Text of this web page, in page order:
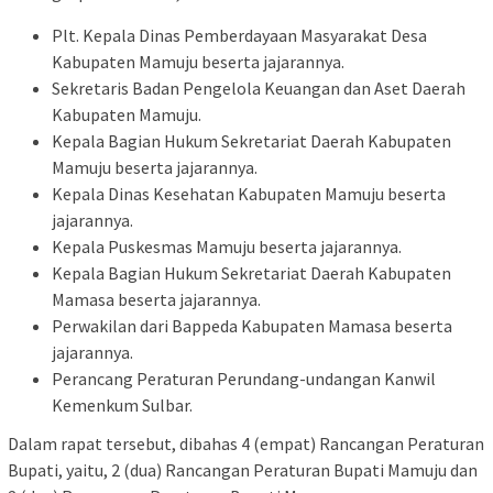
Plt. Kepala Dinas Pemberdayaan Masyarakat Desa
Kabupaten Mamuju beserta jajarannya.
Sekretaris Badan Pengelola Keuangan dan Aset Daerah
Kabupaten Mamuju.
Kepala Bagian Hukum Sekretariat Daerah Kabupaten
Mamuju beserta jajarannya.
Kepala Dinas Kesehatan Kabupaten Mamuju beserta
jajarannya.
Kepala Puskesmas Mamuju beserta jajarannya.
Kepala Bagian Hukum Sekretariat Daerah Kabupaten
Mamasa beserta jajarannya.
Perwakilan dari Bappeda Kabupaten Mamasa beserta
jajarannya.
Perancang Peraturan Perundang-undangan Kanwil
Kemenkum Sulbar.
Dalam rapat tersebut, dibahas 4 (empat) Rancangan Peraturan
Bupati, yaitu, 2 (dua) Rancangan Peraturan Bupati Mamuju dan